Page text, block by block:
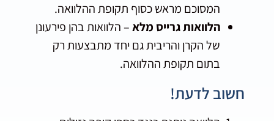
המסוכם מראש כסוף תקופת ההלוואה.
הלוואות גרייס מלא– הלוואות בהן פירעונן
של הקרן והריבית גם יחד מתבצעות רק
בתום תקופת ההלוואה.
חשוב לדעת!